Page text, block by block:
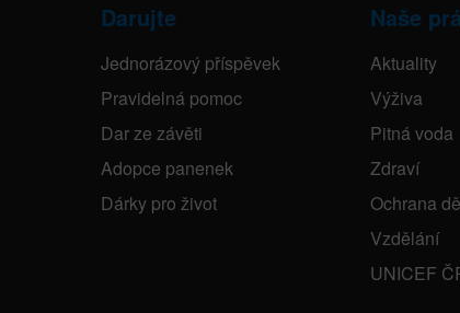
Darujte
Jednorázový příspěvek
Pravidelná pomoc
Dar ze závěti
Adopce panenek
Dárky pro život
Naše
Aktuality
Výživa
Pitná voda
Zdraví
Ochrana
Vzdělání
UNICEF